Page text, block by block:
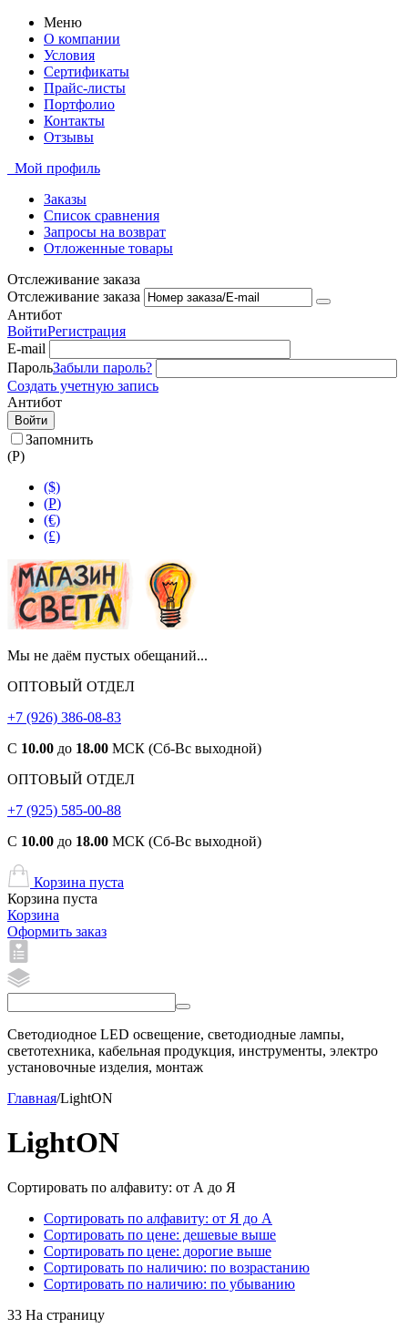
Меню
О компании
Условия
Сертификаты
Прайс-листы
Портфолио
Контакты
Отзывы
Мой профиль
Заказы
Список сравнения
Запросы на возврат
Отложенные товары
Отслеживание заказа
Отслеживание заказа
Антибот
ВойтиРегистрация
E-mail
ПарольЗабыли пароль?
Создать учетную запись
Антибот
Войти
Запомнить
(Р)
($)
(Р)
(€)
(£)
Мы не даём пустых обещаний...
ОПТОВЫЙ ОТДЕЛ
+7 (926) 386-08-83
С 10.00 до 18.00 МСК (Сб-Вс выходной)
ОПТОВЫЙ ОТДЕЛ
+7 (925) 585-00-88
С 10.00 до 18.00 МСК (Сб-Вс выходной)
Корзина пуста
Корзина пуста
Корзина
Оформить заказ
Светодиодное LED освещение, светодиодные лампы,
светотехника, кабельная продукция, инструменты, электро
установочные изделия, монтаж
Главная/LightON
LightON
Сортировать по алфавиту: от А до Я
Сортировать по алфавиту: от Я до А
Сортировать по цене: дешевые выше
Сортировать по цене: дорогие выше
Сортировать по наличию: по возрастанию
Сортировать по наличию: по убыванию
33 На страницу